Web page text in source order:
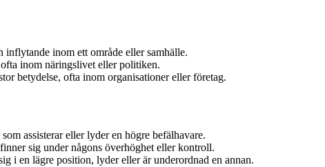
inflytande inom ett område eller samhälle.
inom näringslivet eller politiken.
betydelse, ofta inom organisationer eller företag.
assisterar eller lyder en högre befälhavare.
sig under någons överhöghet eller kontroll.
i en lägre position, lyder eller är underordnad en annan.